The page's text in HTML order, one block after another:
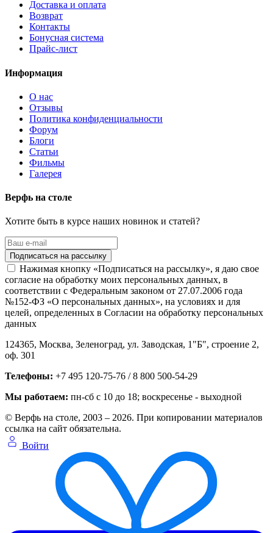
Доставка и оплата
Возврат
Контакты
Бонусная система
Прайс-лист
Информация
О нас
Отзывы
Политика конфиденциальности
Форум
Блоги
Статьи
Фильмы
Галерея
Верфь на столе
Хотите быть в курсе наших новинок и статей?
Нажимая кнопку «Подписаться на рассылку», я даю свое
согласие на обработку моих персональных данных, в
соответствии с Федеральным законом от 27.07.2006 года
№152-ФЗ «О персональных данных», на условиях и для
целей, определенных в Согласии на обработку персональных
данных
124365, Москва, Зеленоград, ул. Заводская, 1"Б", строение 2,
оф. 301
Телефоны: +7 495 120-75-76 / 8 800 500-54-29
Мы работаем: пн-сб с 10 до 18; воскресенье - выходной
© Верфь на столе, 2003 – 2026. При копировании материалов
ссылка на сайт обязательна.
Войти